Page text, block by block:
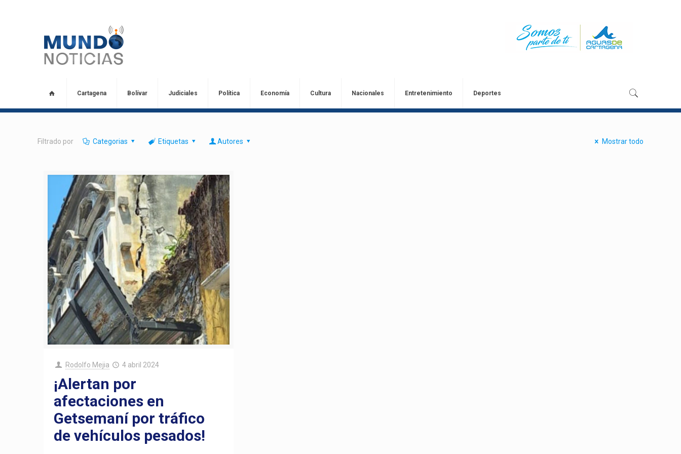
Cartagena Bolívar Judiciales Política Economía Cultura Nacionales Entretenimiento Deportes
Filtrado por Categorias Etiquetas Autores Mostrar todo
Rodolfo Mejia 4 abril 2024
¡Alertan por
afectaciones en
Getsemaní por tráfico
de vehículos pesados!